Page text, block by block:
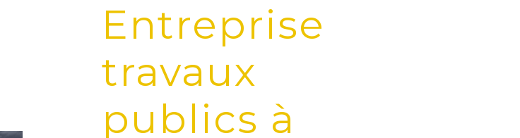
Entreprise
travaux
publics à